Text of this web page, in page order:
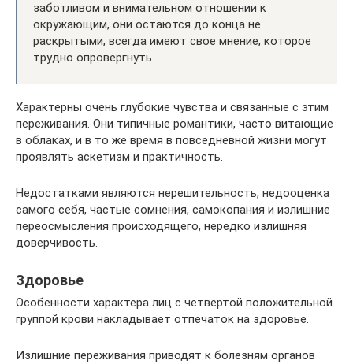
заботливом и внимательном отношении к
окружающим, они остаются до конца не
раскрытыми, всегда имеют свое мнение, которое
трудно опровергнуть.
Характерны очень глубокие чувства и связанные с этим
переживания. Они типичные романтики, часто витающие
в облаках, и в то же время в повседневной жизни могут
проявлять аскетизм и практичность.
Недостатками являются нерешительность, недооценка
самого себя, частые сомнения, самокопания и излишние
переосмысления происходящего, нередко излишняя
доверчивость.
Здоровье
Особенности характера лиц с четвертой положительной
группой крови накладывает отпечаток на здоровье.
Излишние переживания приводят к болезням органов